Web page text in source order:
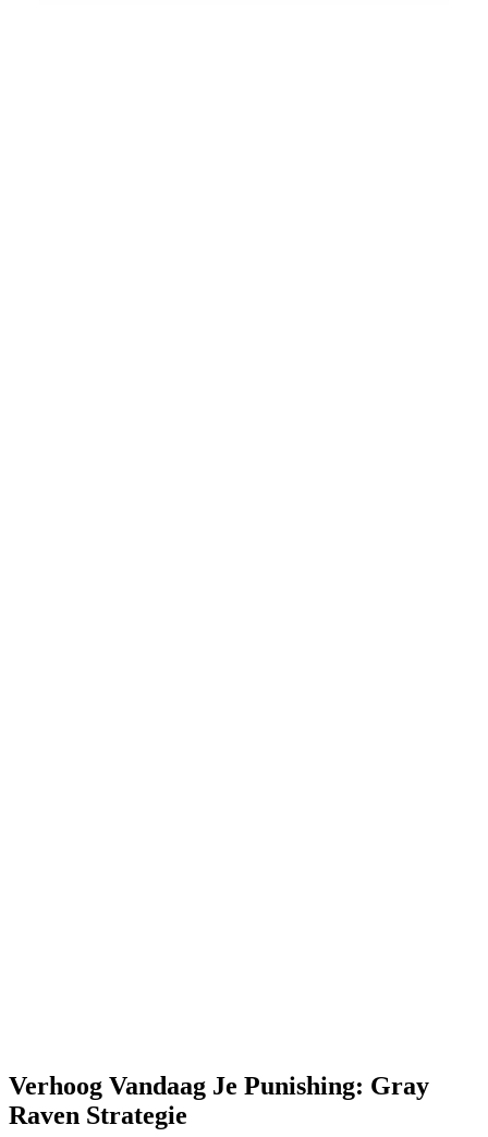
Verhoog Vandaag Je Punishing: Gray
Raven Strategie